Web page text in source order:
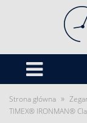
Strona główna »
TIMEX® IRONMAN®